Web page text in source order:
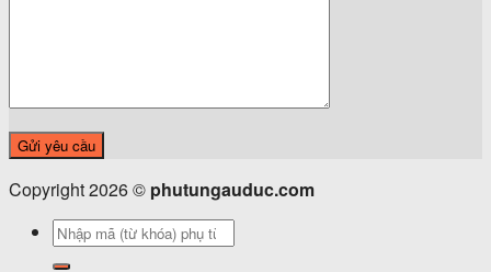
Copyright 2026 © phutungauduc.com
Tìm